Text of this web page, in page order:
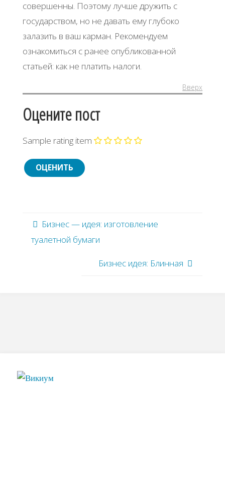
совершенны. Поэтому лучше дружить с
государством, но не давать ему глубоко
залазить в ваш карман. Рекомендуем
ознакомиться с ранее опубликованной
статьей: как не платить налоги.
Вверх
Оцените пост
Sample rating item
Бизнес — идея: изготовление
туалетной бумаги
Бизнес идея: Блинная